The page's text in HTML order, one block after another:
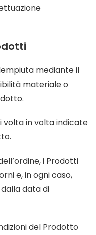
mediante il
materiale o
volta in volta indicate
i Prodotti
e, in ogni caso,
data di
del Prodotto